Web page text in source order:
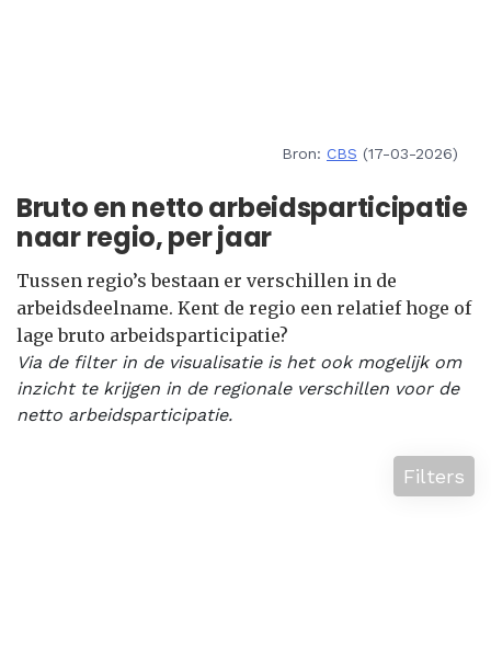
Bron: CBS (17-03-2026)
Bruto en netto arbeidsparticipatie
naar regio, per jaar
Tussen regio’s bestaan er verschillen in de
arbeidsdeelname. Kent de regio een relatief hoge of
lage bruto arbeidsparticipatie?
Via de filter in de visualisatie is het ook mogelijk om
inzicht te krijgen in de regionale verschillen voor de
netto arbeidsparticipatie.
Filters